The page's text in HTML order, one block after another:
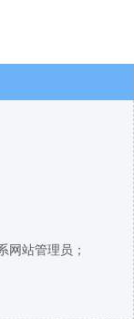
网站管理员；